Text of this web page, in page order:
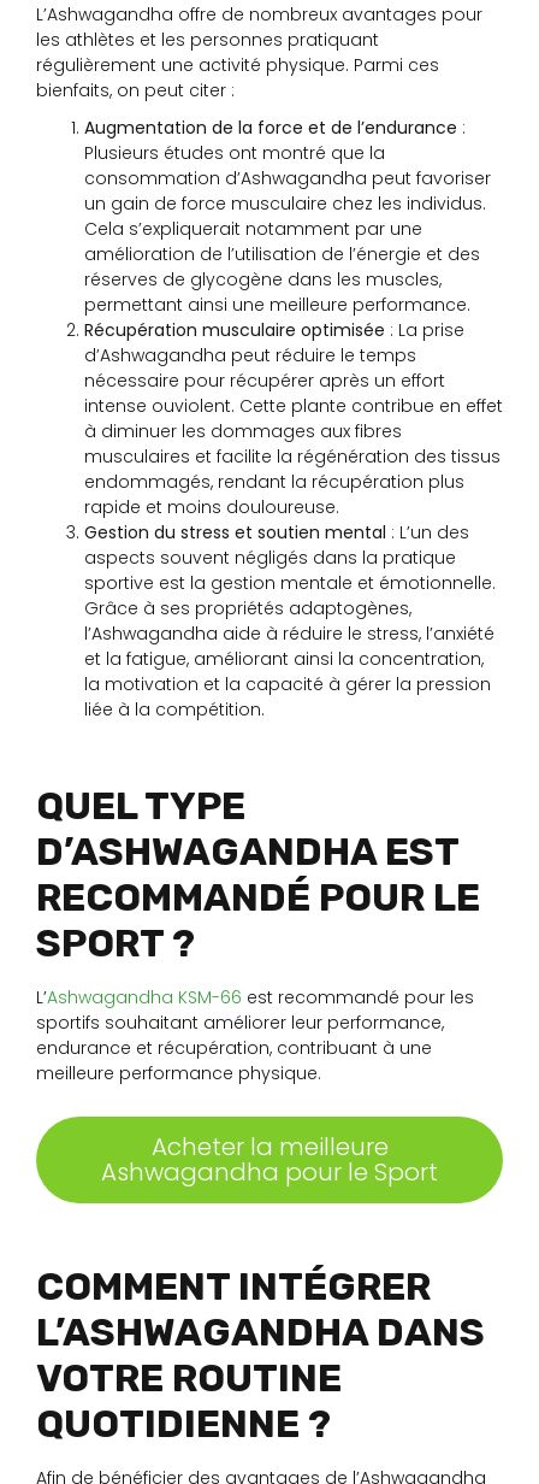
L’Ashwagandha offre de nombreux avantages pour
les athlètes et les personnes pratiquant
régulièrement une activité physique. Parmi ces
bienfaits, on peut citer :
Augmentation de la force et de l’endurance :
Plusieurs études ont montré que la
consommation d’Ashwagandha peut favoriser
un gain de force musculaire chez les individus.
Cela s’expliquerait notamment par une
amélioration de l’utilisation de l’énergie et des
réserves de glycogène dans les muscles,
permettant ainsi une meilleure performance.
Récupération musculaire optimisée : La prise
d’Ashwagandha peut réduire le temps
nécessaire pour récupérer après un effort
intense ouviolent. Cette plante contribue en effet
à diminuer les dommages aux fibres
musculaires et facilite la régénération des tissus
endommagés, rendant la récupération plus
rapide et moins douloureuse.
Gestion du stress et soutien mental : L’un des
aspects souvent négligés dans la pratique
sportive est la gestion mentale et émotionnelle.
Grâce à ses propriétés adaptogènes,
l’Ashwagandha aide à réduire le stress, l’anxiété
et la fatigue, améliorant ainsi la concentration,
la motivation et la capacité à gérer la pression
liée à la compétition.
QUEL TYPE
D’ASHWAGANDHA EST
RECOMMANDÉ POUR LE
SPORT ?
L’Ashwagandha KSM-66 est recommandé pour les
sportifs souhaitant améliorer leur performance,
endurance et récupération, contribuant à une
meilleure performance physique.
Acheter la meilleure
Ashwagandha pour le Sport
COMMENT INTÉGRER
L’ASHWAGANDHA DANS
VOTRE ROUTINE
QUOTIDIENNE ?
Afin de bénéficier des avantages de l’Ashwagandha